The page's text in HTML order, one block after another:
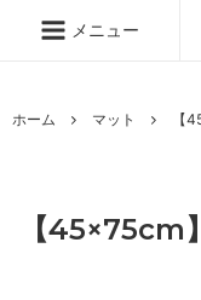
メニュー
ホーム マット 【
【45×75cm